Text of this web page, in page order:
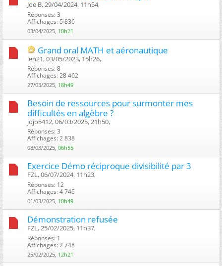
Joe B, 29/04/2024, 11h54, ‎
Réponses: 3
Affichages: 5 836
03/04/2025, 10h21
Grand oral MATH et aéronautique
len21, 03/05/2023, 15h26, ‎
Réponses: 8
Affichages: 28 462
27/03/2025, 18h49
Besoin de ressources pour surmonter mes
difficultés en algèbre ?
jojo5412, 06/03/2025, 21h50, ‎
Réponses: 3
Affichages: 2 838
08/03/2025, 06h55
Exercice Démo réciproque divisibilité par 3
FZL, 06/07/2024, 11h23, ‎
Réponses: 12
Affichages: 4 745
01/03/2025, 10h49
Démonstration refusée
FZL, 25/02/2025, 11h37, ‎
Réponses: 1
Affichages: 2 748
25/02/2025, 12h21